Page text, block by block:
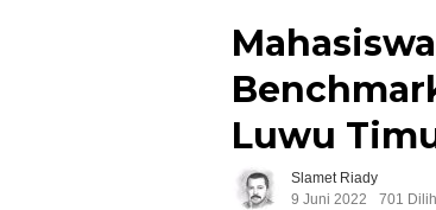
Luwu
Slamet Riady
9 Juni 2022
701